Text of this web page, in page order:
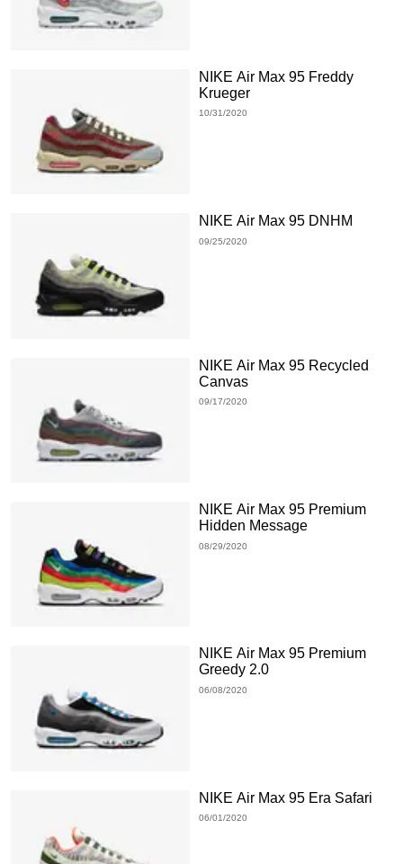
NIKE Air Max 95 Freddy
Krueger
10/31/2020
NIKE Air Max 95 DNHM
09/25/2020
NIKE Air Max 95 Recycled
Canvas
09/17/2020
NIKE Air Max 95 Premium
Hidden Message
08/29/2020
NIKE Air Max 95 Premium
Greedy 2.0
06/08/2020
NIKE Air Max 95 Era Safari
06/01/2020